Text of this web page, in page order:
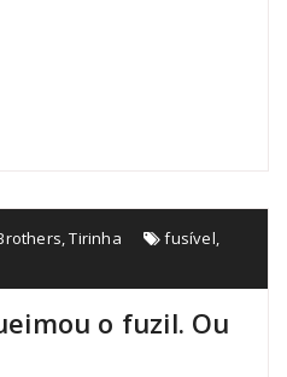
,Tirinha fusível,
o fuzil. Ou